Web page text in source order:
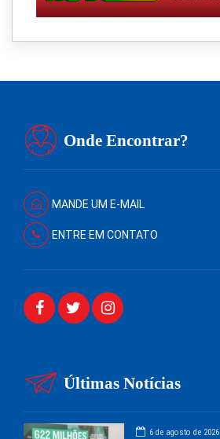
Onde Encontrar?
MANDE UM E-MAIL
ENTRE EM CONTATO
Últimas Notícias
6 de agosto de 2026